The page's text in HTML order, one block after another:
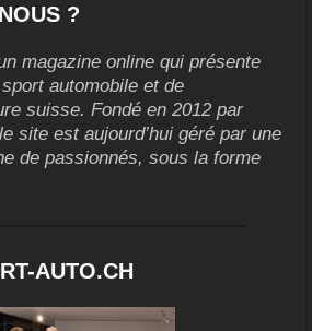
?
magazine online qui présente
automobile et de
suisse. Fondé en 2012 par
site est aujourd’hui géré par une
de passionnés, sous la forme
AUTO.CH